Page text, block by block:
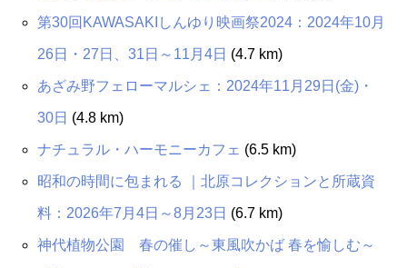
第30回KAWASAKIしんゆり映画祭2024：2024年10月
26日・27日、31日～11月4日 (4.7 km)
あざみ野フェローマルシェ：2024年11月29日(金)・
30日 (4.8 km)
ナチュラル・ハーモニーカフェ (6.5 km)
昭和の時間に包まれる ｜北原コレクションと所蔵資
料：2026年7月4日～8月23日 (6.7 km)
神代植物公園 春の催し～東風吹かば 春を愉しむ～